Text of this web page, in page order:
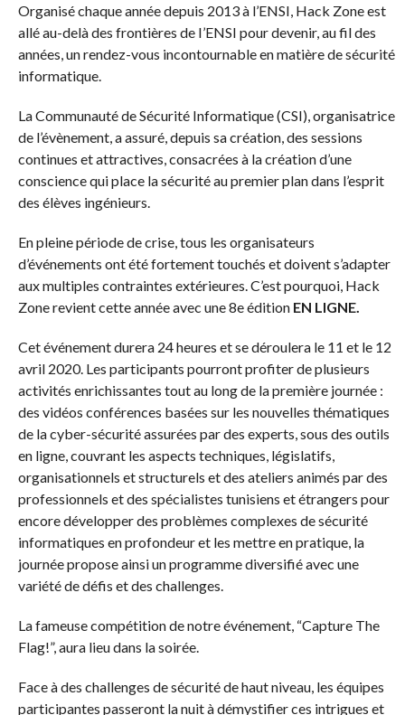
Organisé chaque année depuis 2013 à l’ENSI, Hack Zone est
allé au-delà des frontières de I’ENSI pour devenir, au fil des
années, un rendez-vous incontournable en matière de sécurité
informatique.
La Communauté de Sécurité Informatique (CSI), organisatrice
de l’évènement, a assuré, depuis sa création, des sessions
continues et attractives, consacrées à la création d’une
conscience qui place la sécurité au premier plan dans l’esprit
des élèves ingénieurs.
En pleine période de crise, tous les organisateurs
d’événements ont été fortement touchés et doivent s’adapter
aux multiples contraintes extérieures. C’est pourquoi, Hack
Zone revient cette année avec une 8e édition EN LIGNE.
Cet événement durera 24 heures et se déroulera le 11 et le 12
avril 2020. Les participants pourront profiter de plusieurs
activités enrichissantes tout au long de la première journée :
des vidéos conférences basées sur les nouvelles thématiques
de la cyber-sécurité assurées par des experts, sous des outils
en ligne, couvrant les aspects techniques, législatifs,
organisationnels et structurels et des ateliers animés par des
professionnels et des spécialistes tunisiens et étrangers pour
encore développer des problèmes complexes de sécurité
informatiques en profondeur et les mettre en pratique, la
journée propose ainsi un programme diversifié avec une
variété de défis et des challenges.
La fameuse compétition de notre événement, “Capture The
Flag!”, aura lieu dans la soirée.
Face à des challenges de sécurité de haut niveau, les équipes
participantes passeront la nuit à démystifier ces intrigues et